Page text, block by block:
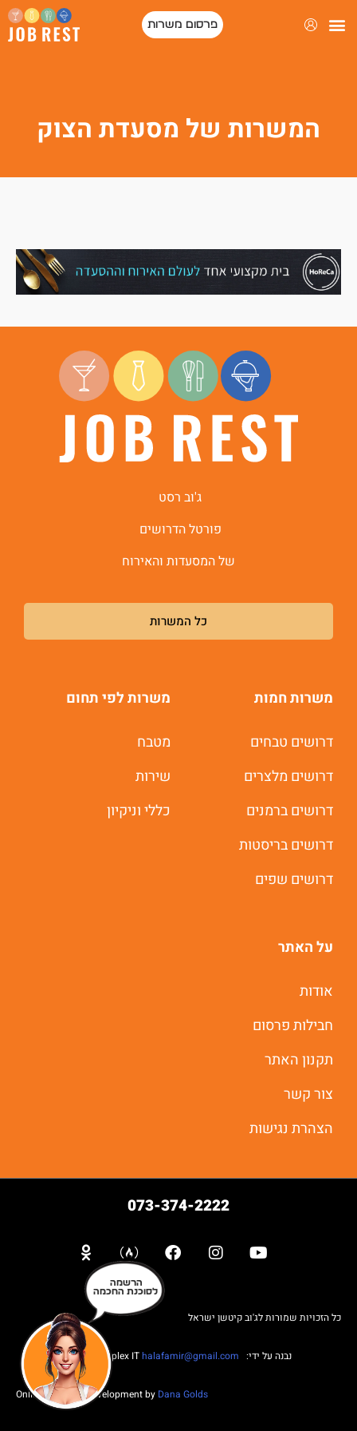
פרסום משרות
המשרות של מסעדת הצוק
ג'וב רסט
פורטל הדרושים
של המסעדות והאירוח
כל המשרות
משרות חמות
דרושים טבחים
דרושים מלצרים
דרושים ברמנים
דרושים בריסטות
דרושים שפים
משרות לפי תחום
מטבח
שירות
כללי וניקיון
על האתר
אודות
חבילות פרסום
תקנון האתר
צור קשר
הצהרת נגישות
073-374-2222
כל הזכויות שמורות לג'וב קיטשן ישראל
נבנה על ידי: Web complex IT halafamir@gmail.com
Online Business Development by Dana Golds
הרשמה
לסוכנת החכמה